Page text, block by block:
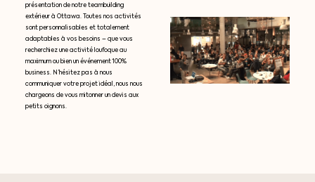
présentation de notre teambuilding
extérieur à Ottawa. Toutes nos activités
sont personnalisables et totalement
adaptables à vos besoins – que vous
recherchiez une activité loufoque au
maximum ou bien un événement 100%
business. N’hésitez pas à nous
communiquer votre projet idéal, nous nous
chargeons de vous mitonner un devis aux
petits oignons.